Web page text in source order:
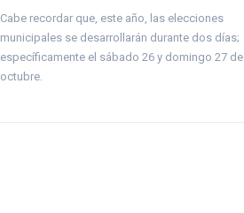
Cabe recordar que, este año, las elecciones
municipales se desarrollarán durante dos días;
específicamente el sábado 26 y domingo 27 de
octubre.